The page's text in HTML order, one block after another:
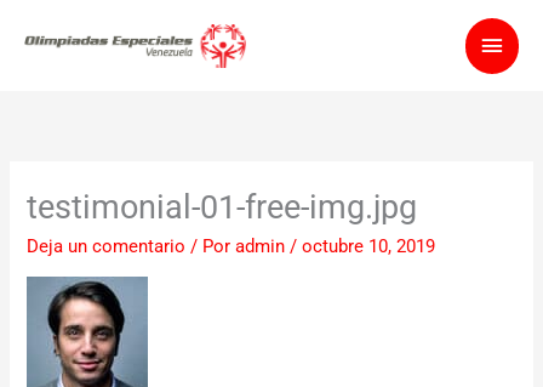
testimonial-01-free-img.jpg
Deja un comentario / Poradmin/octubre 10, 2019